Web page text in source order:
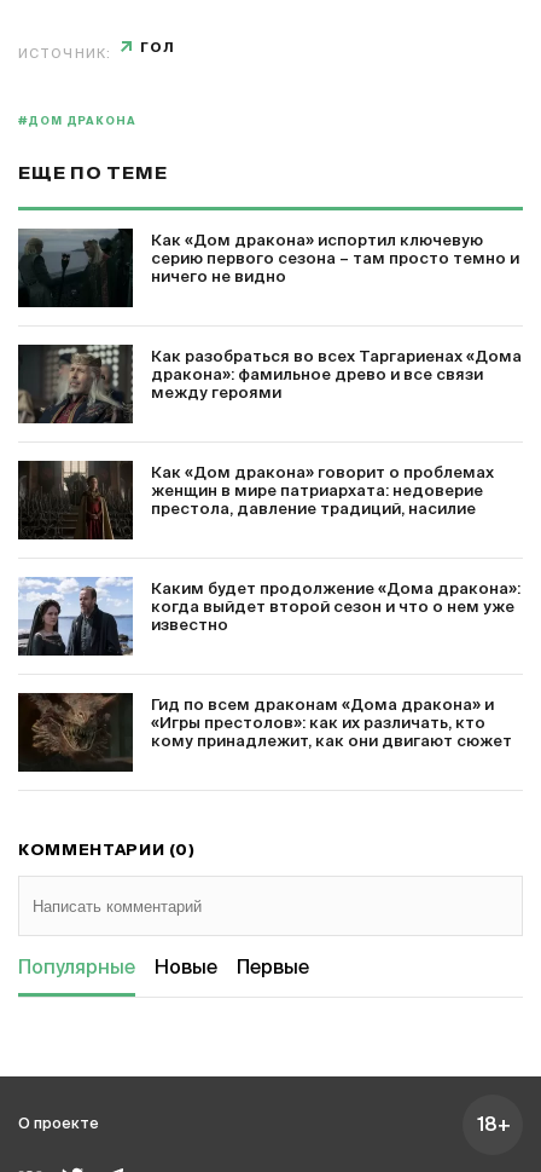
ИСТОЧНИК: ГОЛ
#ДОМ ДРАКОНА
ЕЩЕ ПО ТЕМЕ
Как «Дом дракона» испортил ключевую
серию первого сезона – там просто темно и
ничего не видно
Как разобраться во всех Таргариенах «Дома
дракона»: фамильное древо и все связи
между героями
Как «Дом дракона» говорит о проблемах
женщин в мире патриархата: недоверие
престола, давление традиций, насилие
Каким будет продолжение «Дома дракона»:
когда выйдет второй сезон и что о нем уже
известно
Гид по всем драконам «Дома дракона» и
«Игры престолов»: как их различать, кто
кому принадлежит, как они двигают сюжет
КОММЕНТАРИИ (0)
Популярные Новые Первые
О проекте 18+